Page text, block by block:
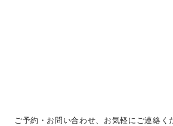
ご予約・お問い合わせ、お気軽にご連絡く